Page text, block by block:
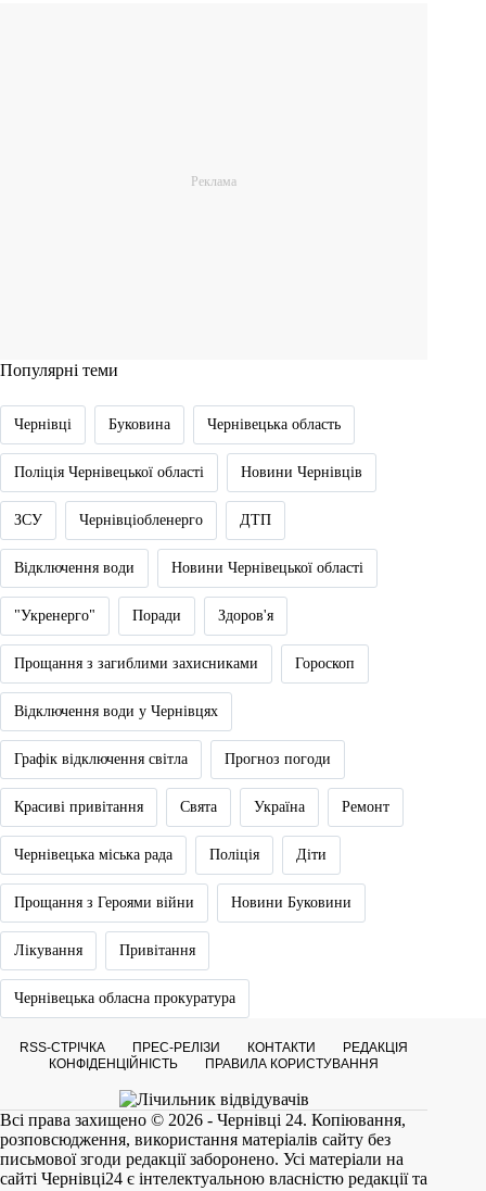
Популярні теми
Чернівці Буковина Чернівецька область
Поліція Чернівецької області Новини Чернівців
ЗСУ Чернівціобленерго ДТП
Відключення води Новини Чернівецької області
"Укренерго" Поради Здоров'я
Прощання з загиблими захисниками Гороскоп
Відключення води у Чернівцях
Графік відключення світла Прогноз погоди
Красиві привітання Свята Україна Ремонт
Чернівецька міська рада Поліція Діти
Прощання з Героями війни Новини Буковини
Лікування Привітання
Чернівецька обласна прокуратура
RSS-СТРІЧКА ПРЕС-РЕЛІЗИ КОНТАКТИ
РЕДАКЦІЯ
КОНФІДЕНЦІЙНІСТЬ
ПРАВИЛА КОРИСТУВАННЯ
Всі права захищено © 2026 - Чернівці 24. Копіювання,
розповсюдження, використання матеріалів сайту без
письмової згоди редакції заборонено. Усі матеріали на
сайті Чернівці24 є інтелектуальною власністю редакції та